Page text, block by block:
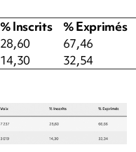
% Inscrits
% Exprimés
28,60
67,46
14,30
32,54